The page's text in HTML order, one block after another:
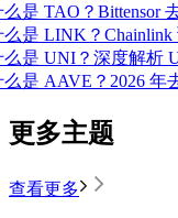
么是 TAO？Bittensor
么是 LINK？
么是 UNI？深度解析
么是 AAVE？2026 年
更多主题
查看更多